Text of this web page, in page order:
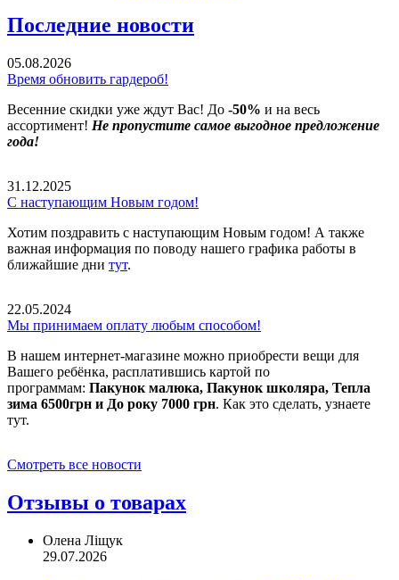
Последние новости
05.08.2026
Время обновить гардероб!
Весенние скидки уже ждут Вас! До -50% и на весь
ассортимент! Не пропустите самое выгодное предложение
года!
31.12.2025
С наступающим Новым годом!
Хотим поздравить с наступающим Новым годом! А также
важная информация по поводу нашего графика работы в
ближайшие дни тут.
22.05.2024
Мы принимаем оплату любым способом!
В нашем интернет-магазине можно приобрести вещи для
Вашего ребёнка, расплатившись картой по
программам: Пакунок малюка, Пакунок школяра, Тепла
зима 6500грн и До року 7000 грн. Как это сделать, узнаете
тут.
Смотреть все новости
Отзывы о товарах
Олена Ліщук
29.07.2026